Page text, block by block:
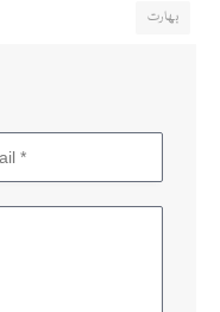
بھارت